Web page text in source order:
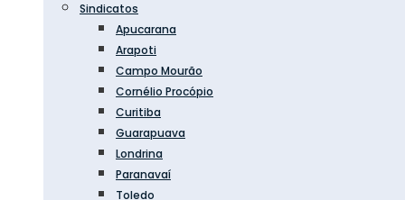
Sindicatos
Apucarana
Arapoti
Campo Mourão
Cornélio Procópio
Curitiba
Guarapuava
Londrina
Paranavaí
Toledo